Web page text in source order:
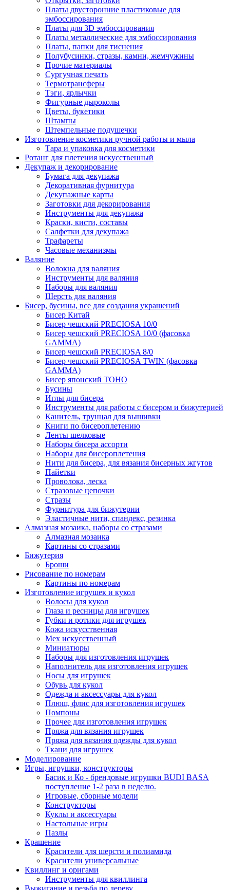
Платы двусторонние пластиковые для
эмбоссирования
Платы для 3D эмбоссирования
Платы металлические для эмбоссирования
Платы, папки для тиснения
Полубусинки, стразы, камни, жемчужины
Прочие материалы
Сургучная печать
Термотрансферы
Тэги, ярлычки
Фигурные дыроколы
Цветы, букетики
Штампы
Штемпельные подушечки
Изготовление косметики ручной работы и мыла
Тара и упаковка для косметики
Ротанг для плетения искусственный
Декупаж и декорирование
Бумага для декупажа
Декоративная фурнитура
Декупажные карты
Заготовки для декорирования
Инструменты для декупажа
Краски, кисти, составы
Салфетки для декупажа
Трафареты
Часовые механизмы
Валяние
Волокна для валяния
Инструменты для валяния
Наборы для валяния
Шерсть для валяния
Бисер, бусины, все для создания украшений
Бисер Китай
Бисер чешский PRECIOSA 10/0
Бисер чешский PRECIOSA 10/0 (фасовка
GAMMA)
Бисер чешский PRECIOSA 8/0
Бисер чешский PRECIOSA TWIN (фасовка
GAMMA)
Бисер японский TOHO
Бусины
Иглы для бисера
Инструменты для работы с бисером и бижутерией
Канитель, трунцал для вышивки
Книги по бисероплетению
Ленты шелковые
Наборы бисера ассорти
Наборы для бисероплетения
Нити для бисера, для вязания бисерных жгутов
Пайетки
Проволока, леска
Стразовые цепочки
Стразы
Фурнитура для бижутерии
Эластичные нити, спандекс, резинка
Алмазная мозаика, наборы со стразами
Алмазная мозаика
Картины co стразами
Бижутерия
Броши
Рисование по номерам
Картины по номерам
Изготовление игрушек и кукол
Волосы для кукол
Глаза и ресницы для игрушек
Губки и ротики для игрушек
Кожа искусственная
Мех искусственный
Миниатюры
Наборы для изготовления игрушек
Наполнитель для изготовления игрушек
Носы для игрушек
Обувь для кукол
Одежда и аксессуары для кукол
Плюш, флис для изготовления игрушек
Помпоны
Прочее для изготовления игрушек
Пряжа для вязания игрушек
Пряжа для вязания одежды для кукол
Ткани для игрушек
Моделирование
Игры, игрушки, конструкторы
Басик и Ко - брендовые игрушки BUDI BASA
поступление 1-2 раза в неделю.
Игровые, сборные модели
Конструкторы
Куклы и аксессуары
Настольные игры
Пазлы
Крашение
Красители для шерсти и полиамида
Красители универсальные
Квиллинг и оригами
Инструменты для квиллинга
Выжигание и резьба по дереву